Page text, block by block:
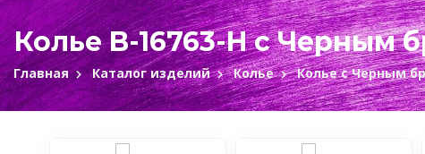
Колье B-16763-H с Черным
Главная Каталог изделий Колье Колье с Черным